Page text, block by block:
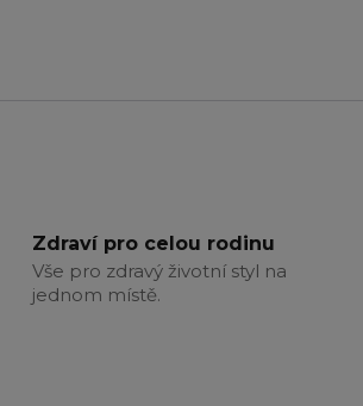
Zdraví pro celou rodinu
Vše pro zdravý životní styl na
jednom místě.